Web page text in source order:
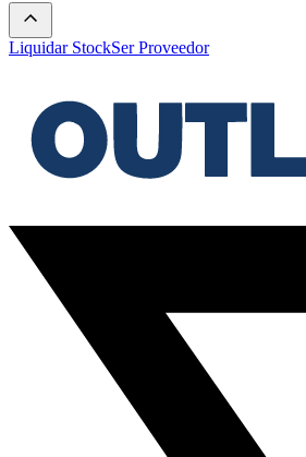
Liquidar StockSer Proveedor